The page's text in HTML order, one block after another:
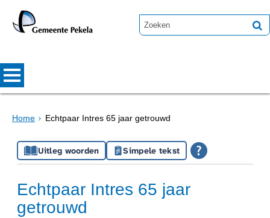
Home Echtpaar Intres 65 jaar getrouwd
Uitleg woorden Simpele tekst
Echtpaar Intres 65 jaar
getrouwd